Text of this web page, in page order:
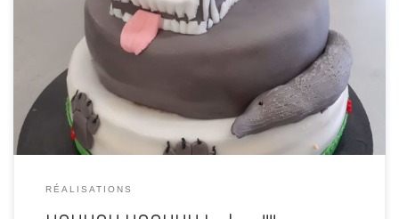
mère qui est venue à ma rencontre, au marché couvert de
REMIREMONT! Elle souhaitait faire une surprise à l’occasion
de l’anniversaire de sa petite fille, qui adore les loups et le
chocolat!j’ai donc créé ce gâteau d’anniversaire composé
[…]
RÉALISATIONS